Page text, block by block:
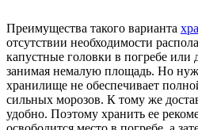
Преимущества такого варианта
отсутствии необходимости
капустные головки в погребе
занимая немалую площадь. Но
хранилище не обеспечивает
сильных морозов. К тому же
удобно. Поэтому хранить ее